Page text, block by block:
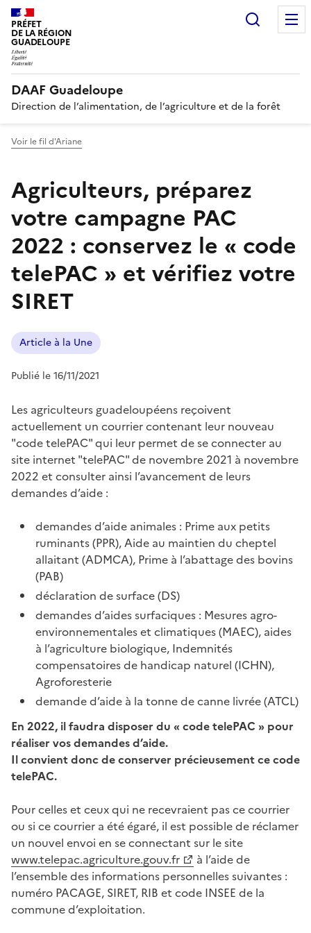
PRÉFET
DE LA RÉGION
GUADELOUPE
DAAF Guadeloupe
Direction de l’alimentation, de l’agriculture et de la forêt
Voir le fil d'Ariane
Agriculteurs, préparez
votre campagne PAC
2022 : conservez le « code
telePAC » et vérifiez votre
SIRET
Article à la Une
Publié le 16/11/2021
Les agriculteurs guadeloupéens reçoivent
actuellement un courrier contenant leur nouveau
"code telePAC" qui leur permet de se connecter au
site internet "telePAC" de novembre 2021 à novembre
2022 et consulter ainsi l’avancement de leurs
demandes d’aide :
demandes d’aide animales : Prime aux petits
ruminants (PPR), Aide au maintien du cheptel
allaitant (ADMCA), Prime à l’abattage des bovins
(PAB)
déclaration de surface (DS)
demandes d’aides surfaciques : Mesures agro-
environnementales et climatiques (MAEC), aides
à l’agriculture biologique, Indemnités
compensatoires de handicap naturel (ICHN),
Agroforesterie
demande d’aide à la tonne de canne livrée (ATCL)
En 2022, il faudra disposer du « code telePAC » pour
réaliser vos demandes d’aide.
Il convient donc de conserver précieusement ce code
telePAC.
Pour celles et ceux qui ne recevraient pas ce courrier
ou si ce courrier a été égaré, il est possible de réclamer
un nouvel envoi en se connectant sur le site
www.telepac.agriculture.gouv.fr
à l’aide de
l’ensemble des informations personnelles suivantes :
numéro PACAGE, SIRET, RIB et code INSEE de la
commune d’exploitation.